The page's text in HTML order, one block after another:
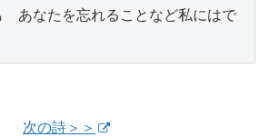
あなたを忘れることなど私にはで
次の詩＞＞